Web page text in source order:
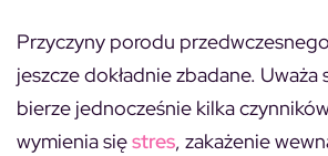
Przyczyny porodu
jeszcze dokładnie zbadane. Uważa
bierze jednocześnie kilka
wymienia sięstres, zakażenie